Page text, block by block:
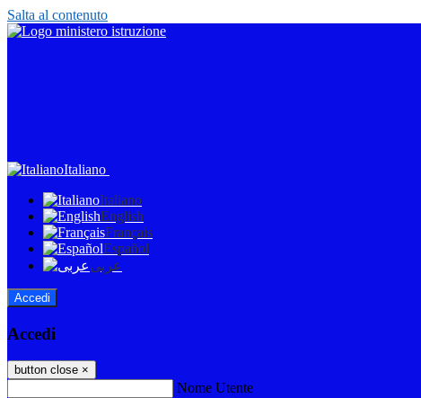
Salta al contenuto
Italiano
Italiano
English
Français
Español
عربى
Accedi
Accedi
button close ×
Nome Utente